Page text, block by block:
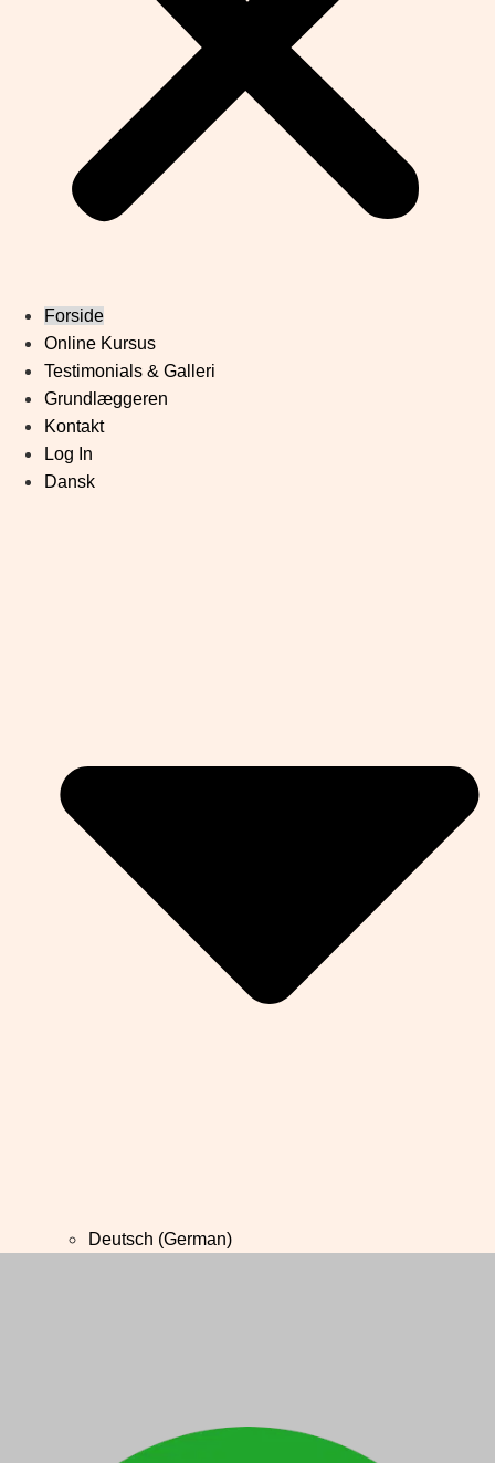
Forside
Online Kursus
Testimonials & Galleri
Grundlæggeren
Kontakt
Log In
Dansk
Deutsch (German)